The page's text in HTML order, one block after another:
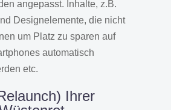
angepasst. Inhalte, z.B.
Designelemente, die nicht
um Platz zu sparen auf
automatisch
etc.
Ihrer